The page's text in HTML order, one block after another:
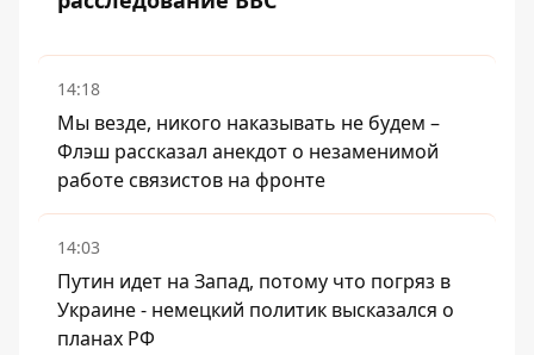
14:18
Мы везде, никого наказывать не будем –
Флэш рассказал анекдот о незаменимой
работе связистов на фронте
14:03
Путин идет на Запад, потому что погряз в
Украине - немецкий политик высказался о
планах РФ